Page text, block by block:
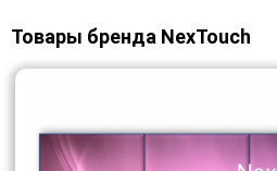
Товары бренда NexTouch